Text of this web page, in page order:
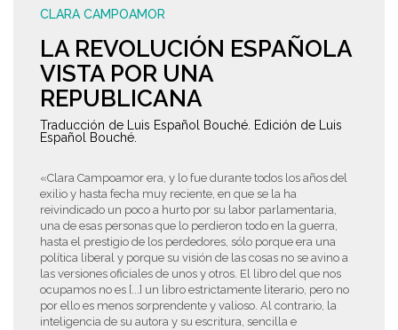
CLARA CAMPOAMOR
LA REVOLUCIÓN ESPAÑOLA
VISTA POR UNA
REPUBLICANA
Traducción de Luis Español Bouché. Edición de Luis
Español Bouché.
«Clara Campoamor era, y lo fue durante todos los años del
exilio y hasta fecha muy reciente, en que se la ha
reivindicado un poco a hurto por su labor parlamentaria,
una de esas personas que lo perdieron todo en la guerra,
hasta el prestigio de los perdedores, sólo porque era una
política liberal y porque su visión de las cosas no se avino a
las versiones oficiales de unos y otros. El libro del que nos
ocupamos no es [...] un libro estrictamente literario, pero no
por ello es menos sorprendente y valioso. Al contrario, la
inteligencia de su autora y su escritura, sencilla e